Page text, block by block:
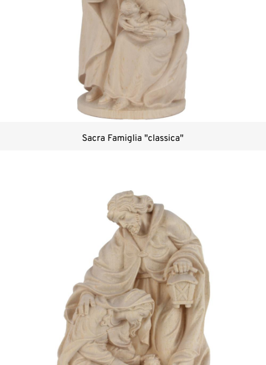
Sacra Famiglia "classica"